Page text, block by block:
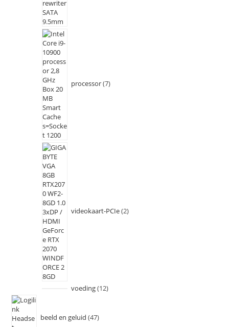
processor 7
videokaart-PCIe 2
voeding 12
beeld en geluid 47